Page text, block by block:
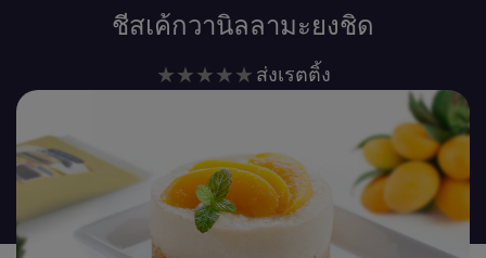
ชีสเค้กวานิลลามะยงชิด
ไม่มี
การ
คะแนน
สำหรับ
recipe
นี้
ส่งเรตติ้ง